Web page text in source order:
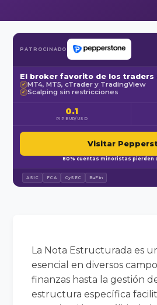
PATROCINADO
El broker favorito de los traders
✓ MT4, MT5, cTrader y TradingView
✓ Scalping sin restricciones
0.1
PIP EUR/USD
Visitar
80% cuentas minoristas pierden
ASIC FCA CySEC BaFin
La Nota Estructurada es
esencial en diversos
finanzas hasta la gestión
estructura específica